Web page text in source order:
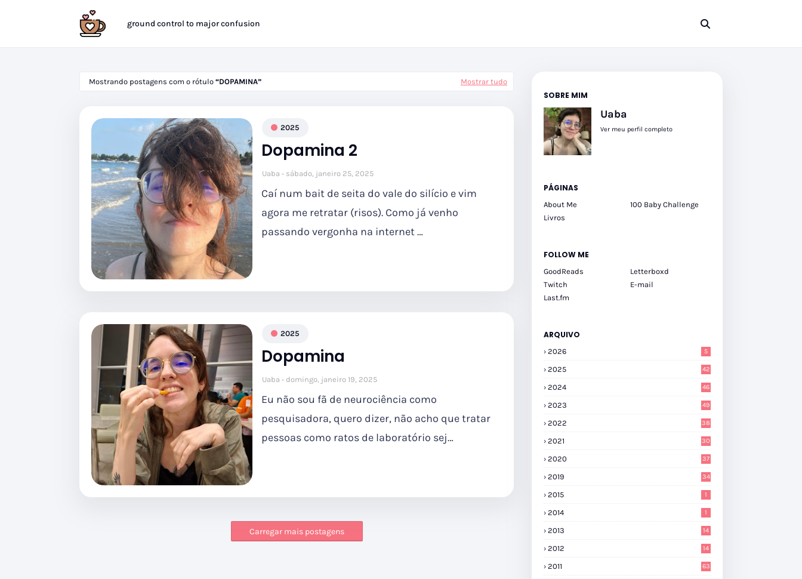
ground control to major confusion
Mostrando postagens com o rótulo DOPAMINA Mostrar tudo
2025
Dopamina 2
Uaba sábado, janeiro 25, 2025
Caí num bait de seita do vale do silício e vim
agora me retratar (risos). Como já venho
passando vergonha na internet …
2025
Dopamina
Uaba domingo, janeiro 19, 2025
Eu não sou fã de neurociência como
pesquisadora, quero dizer, não acho que tratar
pessoas como ratos de laboratório sej…
Carregar mais postagens
SOBRE MIM
Uaba
Ver meu perfil completo
PÁGINAS
About Me
100 Baby Challenge
Livros
FOLLOW ME
GoodReads
Letterboxd
Twitch
E-mail
Last.fm
ARQUIVO
2026 5
2025 42
2024 46
2023 49
2022 38
2021 30
2020 37
2019 34
2015 1
2014 1
2013 14
2012 14
2011 63